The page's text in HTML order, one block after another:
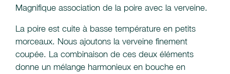
Magnifique association de la poire avec la verveine.
La poire est cuite à basse température en petits
morceaux. Nous ajoutons la verveine finement
coupée. La combinaison de ces deux éléments
donne un mélange harmonieux en bouche en